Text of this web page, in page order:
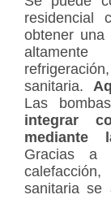
residencial
obtener
sanitaria.
Las
integrar
mediante
Gracias a
sanitaria se